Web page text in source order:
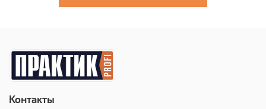
Контакты